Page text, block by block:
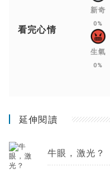
看完心情
新奇
0%
生氣
0%
延伸閱讀
牛眼，激光？